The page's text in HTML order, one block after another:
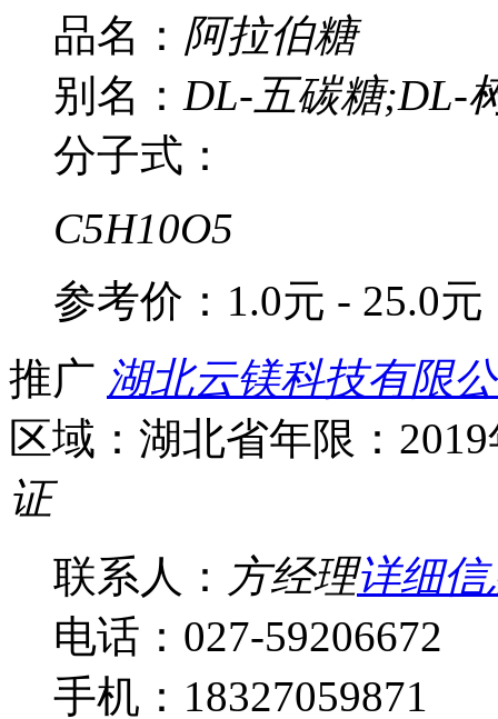
品名： 阿拉伯糖
别名： DL-五碳糖;DL-
分子式：
C5H10O5
参考价： 1.0元 - 25.0元
推广 湖北云镁科技有限
区域：湖北省年限：
证
联系人： 方经理详细信
电话：027-59206672
手机：18327059871